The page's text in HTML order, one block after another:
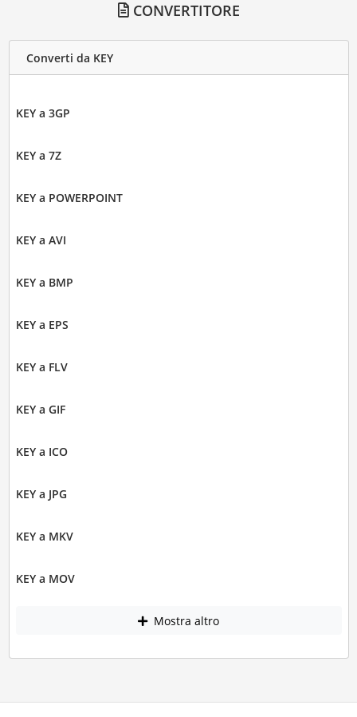
CONVERTITORE
Converti da KEY
KEY a 3GP
KEY a 7Z
KEY a POWERPOINT
KEY a AVI
KEY a BMP
KEY a EPS
KEY a FLV
KEY a GIF
KEY a ICO
KEY a JPG
KEY a MKV
KEY a MOV
Mostra altro